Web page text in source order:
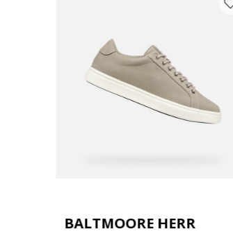
BALTMOORE HERR